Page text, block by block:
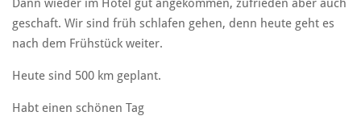
geschaft. Wir sind früh schlafen gehen, denn heute geht es
nach dem Frühstück weiter.
Heute sind 500 km geplant.
Habt einen schönen Tag